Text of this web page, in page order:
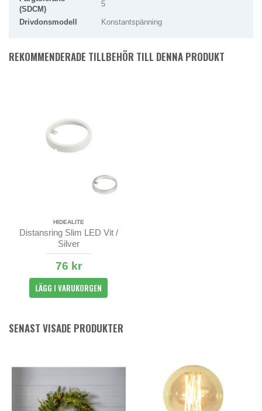
(SDCM)
5
Drivdonsmodell Konstantspänning
REKOMMENDERADE TILLBEHÖR TILL DENNA PRODUKT
HIDEALITE
Distansring Slim LED Vit /
Silver
76 kr
LÄGG I VARUKORGEN
SENAST VISADE PRODUKTER